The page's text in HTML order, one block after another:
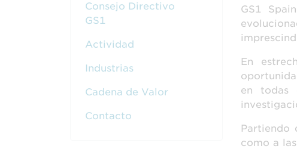
GS1
En
en todas
Partiendo
como a
Consejo Directivo
GS1
Actividad
Industrias
Cadena de Valor
Contacto